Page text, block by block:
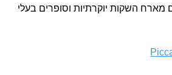
השקות יוקרתיות וסופרים בעלי